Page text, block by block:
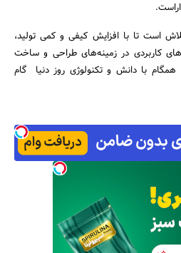
است تا با افزایش کیفی و کمی‌ تولید،
کاربردی در زمینه‌های طراحی و ساخت
با دانش و تکنولوژی روز دنیا گام